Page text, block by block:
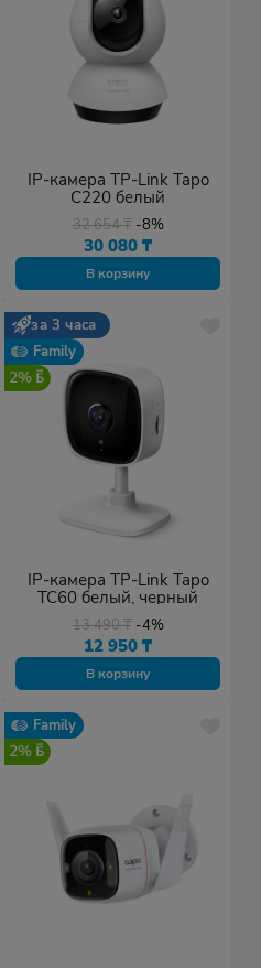
IP-камера TP-Link Tapo
C220 белый
32 654₸ -8%
30 080₸
В корзину
за 3 часа
Family
2%
IP-камера TP-Link Tapo
TC60 белый, черный
13 490₸ -4%
12 950₸
В корзину
Family
2%